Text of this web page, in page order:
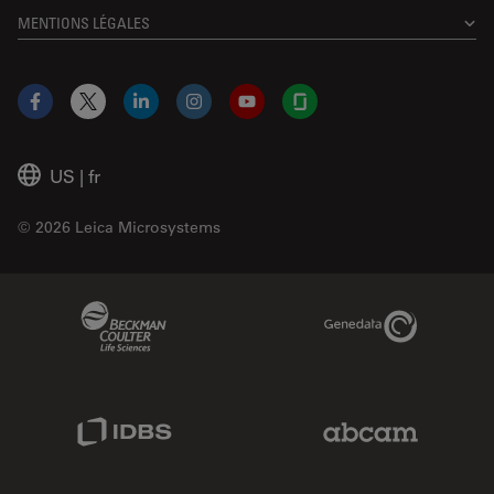
MENTIONS LÉGALES
US | fr
© 2026 Leica Microsystems
Facebook
X LinkedInInstagramYouTubeGlassdoor
Genedata Link